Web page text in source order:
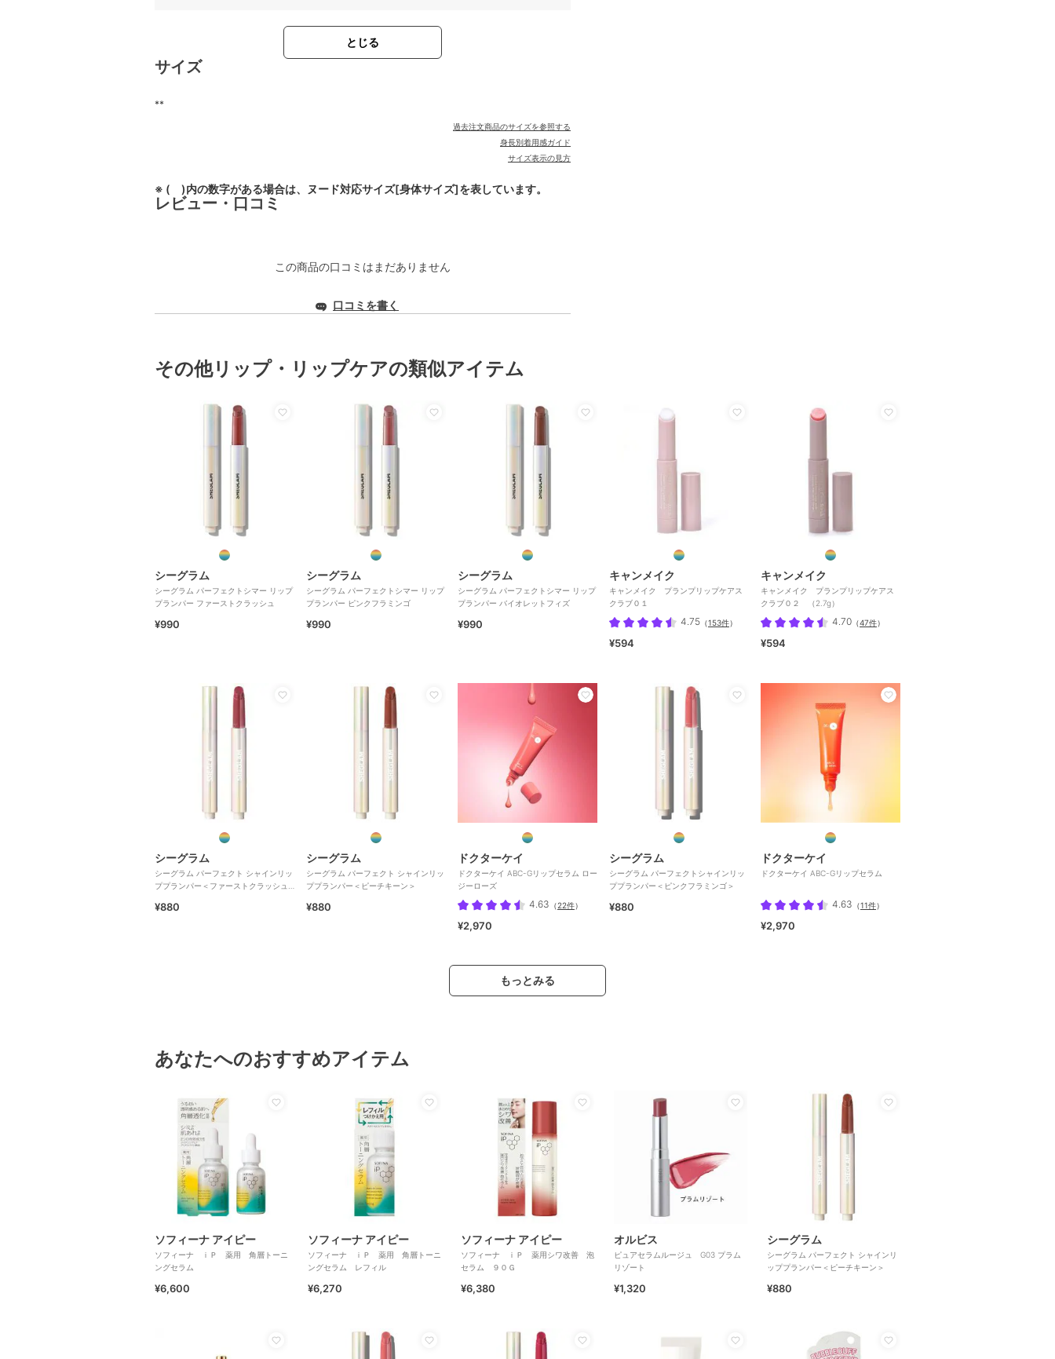
とじる
サイズ
**
過去注文商品のサイズを参照する
身長別着用感ガイド
サイズ表示の見方
※ ( )内の数字がある場合は、ヌード対応サイズ[身体サイズ]を表しています。
レビュー・口コミ
この商品の口コミはまだありません
口コミを書く
その他リップ・リップケアの類似アイテム
シーグラム
シーグラム パーフェクトシマー リップ
プランパー ファーストクラッシュ
¥990
シーグラム
シーグラム パーフェクトシマー リップ
プランパー ピンクフラミンゴ
¥990
シーグラム
シーグラム パーフェクトシマー リップ
プランパー バイオレットフィズ
¥990
キャンメイク
キャンメイク プランプリップケアス
クラブ０１
4.75 （153件）
¥594
キャンメイク
キャンメイク プランプリップケアス
クラブ０２ （2.7g）
4.70 （47件）
¥594
シーグラム
シーグラム パーフェクト シャインリッ
ププランパー＜ファーストクラッシュ
¥880
シーグラム
シーグラム パーフェクト シャインリッ
ププランパー＜ピーチキーン＞
¥880
ドクターケイ
ドクターケイ ABC-Gリップセラム ロー
ジーローズ
4.63 （22件）
¥2,970
シーグラム
シーグラム パーフェクトシャインリッ
ププランパー＜ピンクフラミンゴ＞
¥880
ドクターケイ
ドクターケイ ABC-Gリップセラム
4.63 （11件）
¥2,970
もっとみる
あなたへのおすすめアイテム
ソフィーナ アイピー
ソフィーナ ｉＰ 薬用 角層トーニ
ングセラム
¥6,600
ソフィーナ アイピー
ソフィーナ ｉＰ 薬用 角層トーニ
ングセラム レフィル
¥6,270
ソフィーナ アイピー
ソフィーナ ｉＰ 薬用シワ改善 泡
セラム ９０Ｇ
¥6,380
オルビス
ピュアセラムルージュ G03 プラム
リゾート
¥1,320
シーグラム
シーグラム パーフェクト シャインリ
ッププランパー＜ピーチキーン＞
¥880